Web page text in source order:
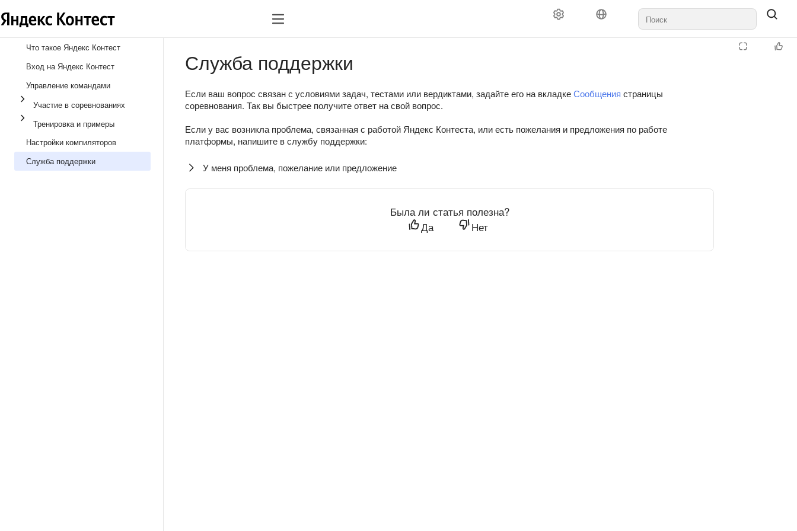
Что такое Яндекс Контест
Вход на Яндекс Контест
Управление командами
Участие в соревнованиях
Тренировка и примеры
Настройки компиляторов
Служба поддержки
Служба поддержки
Если ваш вопрос связан с условиями задач, тестами или вердиктами, задайте его на вкладкеСообщения страницы
соревнования. Так вы быстрее получите ответ на свой вопрос.
Если у вас возникла проблема, связанная с работой Яндекс Контеста, или есть пожелания и предложения по работе
платформы, напишите в службу поддержки:
У меня проблема, пожелание или предложение
Была ли статья полезна?
Да
Нет